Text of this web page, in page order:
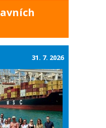
31. 7. 2026